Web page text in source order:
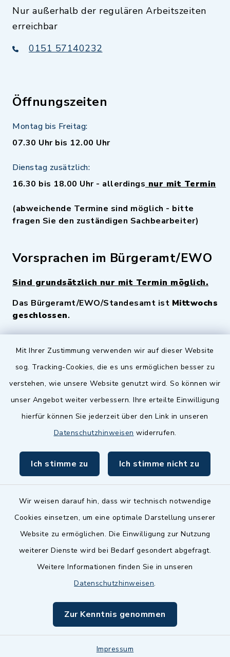
Mit Ihrer Zustimmung verwenden wir auf dieser Website
sog. Tracking-Cookies, die es uns ermöglichen besser zu
verstehen, wie unsere Website genutzt wird. So können wir
unser Angebot weiter verbessern. Ihre erteilte Einwilligung
hierfür können Sie jederzeit über den Link in unseren
Datenschutzhinweisen widerrufen.
Ich stimme zu Ich stimme nicht zu
Wir weisen darauf hin, dass wir technisch notwendige
Cookies einsetzen, um eine optimale Darstellung unserer
Website zu ermöglichen. Die Einwilligung zur Nutzung
weiterer Dienste wird bei Bedarf gesondert abgefragt.
Weitere Informationen finden Sie in unseren
Datenschutzhinweisen.
Zur Kenntnis genommen
Impressum
Nur außerhalb der regulären Arbeitszeiten
erreichbar
0151 57140232
Öffnungszeiten
Montag bis Freitag:
07.30 Uhr bis 12.00 Uhr
Dienstag zusätzlich:
16.30 bis 18.00 Uhr - allerdings nur mit Termin
(abweichende Termine sind möglich - bitte
fragen Sie den zuständigen Sachbearbeiter)
Vorsprachen im Bürgeramt/EWO
Sind grundsätzlich nur mit Termin möglich.
Das Bürgeramt/EWO/Standesamt ist Mittwochs
geschlossen.
Quicklinks
Zenngrund Allianz
Dillenberggruppe
inixmedia GmbH
Barrierefreiheit
Impressum
Sitemap